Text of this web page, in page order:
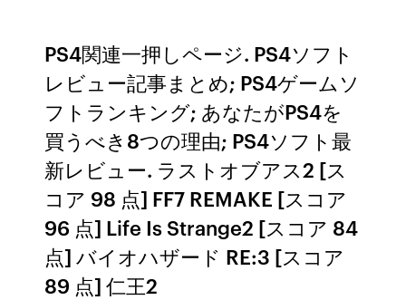
PS4関連一押しページ. PS4ソフト
レビュー記事まとめ; PS4ゲームソ
フトランキング; あなたがPS4を
買うべき8つの理由; PS4ソフト最
新レビュー. ラストオブアス2 [ス
コア 98 点] FF7 REMAKE [スコア
96 点] Life Is Strange2 [スコア 84
点] バイオハザード RE:3 [スコア
89 点] 仁王2